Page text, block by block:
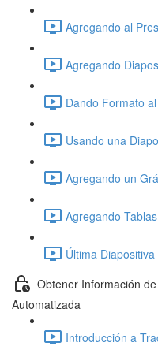
Agregando al
Agregando
Dando Formato
Usando una
Agregando un
Agregando
Última
Obtener Información
Automatizada
Introducción a